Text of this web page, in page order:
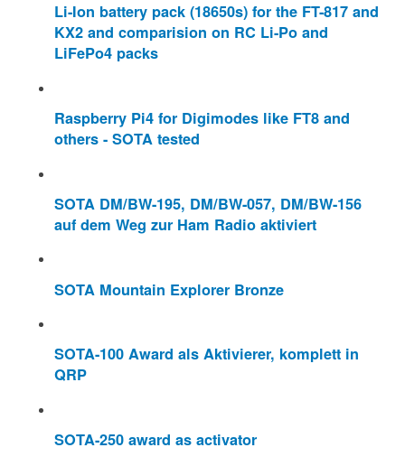
Li-Ion battery pack (18650s) for the FT-817 and
KX2 and comparision on RC Li-Po and
LiFePo4 packs
Raspberry Pi4 for Digimodes like FT8 and
others - SOTA tested
SOTA DM/BW-195, DM/BW-057, DM/BW-156
auf dem Weg zur Ham Radio aktiviert
SOTA Mountain Explorer Bronze
SOTA-100 Award als Aktivierer, komplett in
QRP
SOTA-250 award as activator